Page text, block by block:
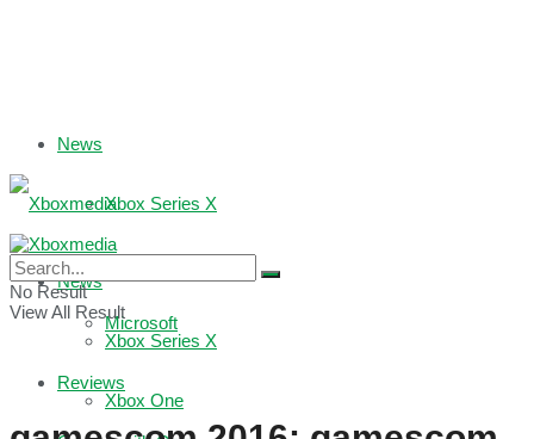
News
Xbox Series X
Microsoft
Reviews
News
Xbox Series X
Xbox One
No Result
View All Result